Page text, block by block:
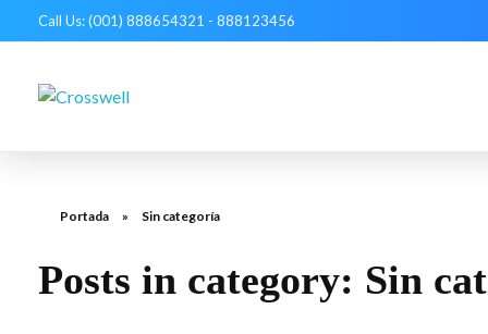
Call Us: (001) 888654321 - 888123456
Portada » Sin categoría
Posts in category: Sin